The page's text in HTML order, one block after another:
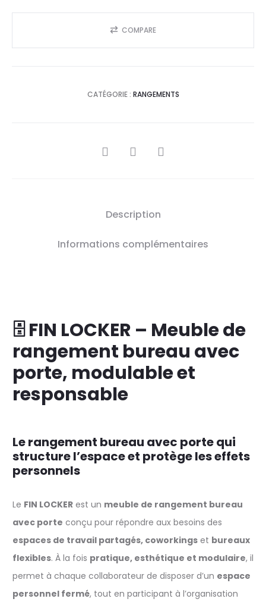
COMPARE
CATÉGORIE : RANGEMENTS
SHARE
Description
Informations complémentaires
🗄️ FIN LOCKER – Meuble de
rangement bureau avec
porte, modulable et
responsable
Le rangement bureau avec porte qui
structure l’espace et protège les effets
personnels
Le FIN LOCKER est un meuble de rangement bureau
avec porte conçu pour répondre aux besoins des
espaces de travail partagés, coworkings et bureaux
flexibles. À la fois pratique, esthétique et modulaire, il
permet à chaque collaborateur de disposer d’un espace
personnel fermé, tout en participant à l’organisation